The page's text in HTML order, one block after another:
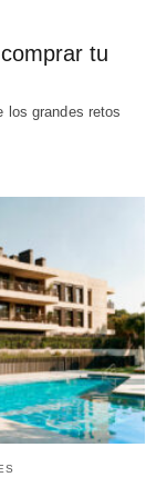
tu
los grandes retos